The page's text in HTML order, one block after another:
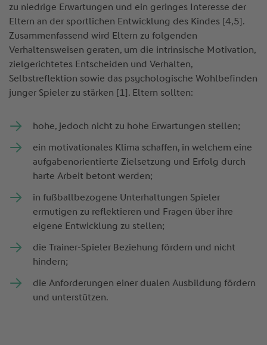
zu niedrige Erwartungen und ein geringes Interesse der
Eltern an der sportlichen Entwicklung des Kindes [4,5].
Zusammenfassend wird Eltern zu folgenden
Verhaltensweisen geraten, um die intrinsische Motivation,
zielgerichtetes Entscheiden und Verhalten,
Selbstreflektion sowie das psychologische Wohlbefinden
junger Spieler zu stärken [1]. Eltern sollten:
hohe, jedoch nicht zu hohe Erwartungen stellen;
ein motivationales Klima schaffen, in welchem eine
aufgabenorientierte Zielsetzung und Erfolg durch
harte Arbeit betont werden;
in fußballbezogene Unterhaltungen Spieler
ermutigen zu reflektieren und Fragen über ihre
eigene Entwicklung zu stellen;
die Trainer-Spieler Beziehung fördern und nicht
hindern;
die Anforderungen einer dualen Ausbildung fördern
und unterstützen.